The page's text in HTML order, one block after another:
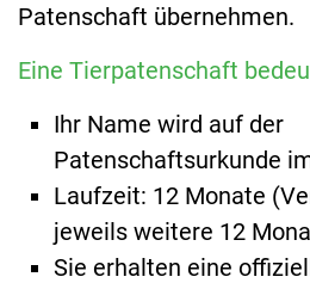
Patenschaft übernehmen.
Eine Tierpatenschaft
Ihr Name wird auf der
Patenschaftsurkunde
Laufzeit: 12 Monate
jeweils weitere 12
Sie erhalten eine